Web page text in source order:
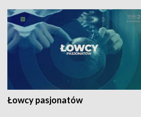
Łowcy pasjonatów